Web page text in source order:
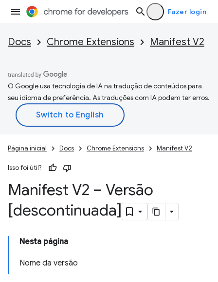
Fazer login
Docs Chrome Extensions Manifest V2
O Google usa tecnologia de IA na tradução de conteúdos para
seu idioma de preferência. As traduções com IA podem ter erros.
Página inicial Docs Chrome Extensions Manifest V2
Isso foi útil?
Manifest V2 – Versão
[descontinuada]
Nesta página
Nome da versão